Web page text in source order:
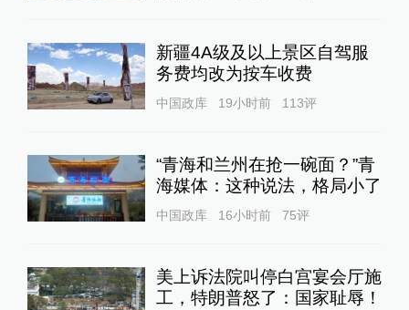
新疆4A级及以上景区自驾服
务费均改为按车收费
中国政库 19小时前 113评
“青海和兰州在抢一碗面？”青
海媒体：这种说法，格局小了
中国政库 16小时前 75评
美上诉法院叫停白宫宴会厅施
工，特朗普怒了：国家耻辱！